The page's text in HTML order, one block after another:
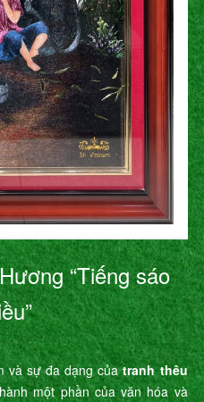
“Tiếng sáo
và sự đa dạng củatranh thêu
một phần của văn hóa và